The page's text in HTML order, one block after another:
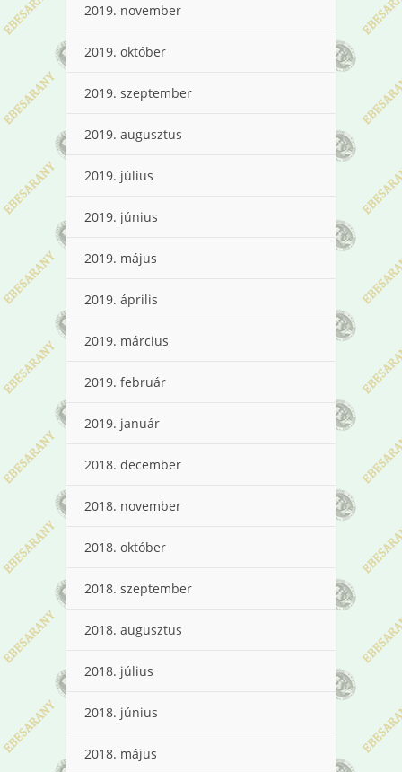
2019. november
2019. október
2019. szeptember
2019. augusztus
2019. július
2019. június
2019. május
2019. április
2019. március
2019. február
2019. január
2018. december
2018. november
2018. október
2018. szeptember
2018. augusztus
2018. július
2018. június
2018. május